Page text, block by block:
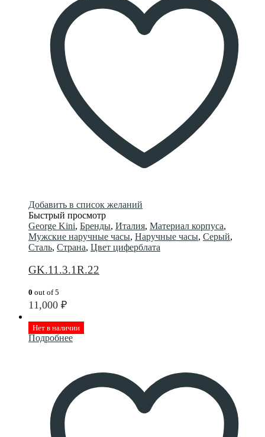
Добавить в список желаний
Быстрый просмотр
George Kini, Бренды, Италия, Материал корпуса,
Мужские наручные часы, Наручные часы, Серый,
Сталь, Страна, Цвет циферблата
GK.11.3.1R.22
0 out of 5
11,000 ₽
Нет в наличии
Подробнее